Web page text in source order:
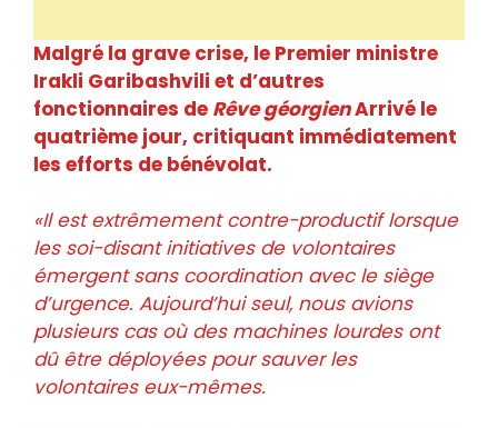
Malgré la grave crise, le Premier ministre
Irakli Garibashvili et d’autres
fonctionnaires de Rêve géorgienArrivé le
quatrième jour, critiquant immédiatement
les efforts de bénévolat.
«Il est extrêmement contre-productif lorsque
les soi-disant initiatives de volontaires
émergent sans coordination avec le siège
d’urgence. Aujourd’hui seul, nous avions
plusieurs cas où des machines lourdes ont
dû être déployées pour sauver les
volontaires eux-mêmes.